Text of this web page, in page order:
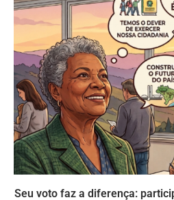
Seu voto faz a diferença: